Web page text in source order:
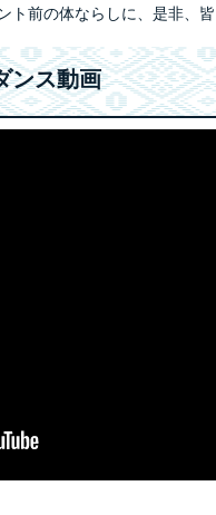
ト前の体ならしに、是非、皆
ンス動画